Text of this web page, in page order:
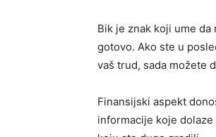
Bik je znak koji ume
gotovo. Ako ste u
vaš trud, sada možete
Finansijski aspekt
informacije koje